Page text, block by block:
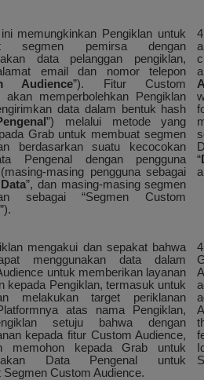
memungkinkan Pengiklan untuk
segmen pemirsa dengan
data pelanggan pengiklan,
email dan nomor telepon
Audience”). Fitur Custom
akan memperbolehkan Pengiklan
data dalam bentuk hash
”) melalui metode yang
Grab untuk membuat segmen
berdasarkan suatu kecocokan
Pengenal dengan pengguna
masing pengguna sebagai
”, dan masing-masing segmen
sebagai “Segmen Custom
“
mengakui dan sepakat bahwa
menggunakan data dalam
untuk memberikan layanan
kepada Pengiklan, termasuk untuk
melakukan target periklanan
atas nama Pengiklan,
setuju bahwa dengan
kepada fitur Custom Audience,
memohon kepada Grab untuk
Data Pengenal untuk
Segmen Custom Audience.